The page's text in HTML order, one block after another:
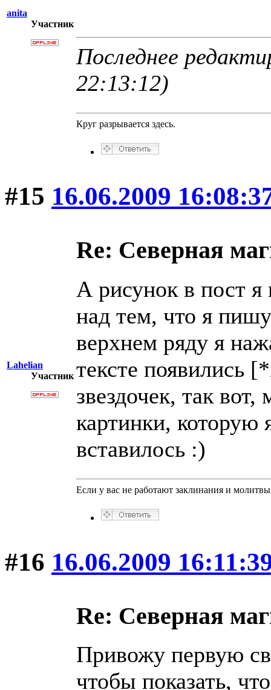
anita
Участник
Последнее
22:13:12)
Круг разрывается здесь.
#15 16.06.2009
Lahelian
Участник
Re: Северная
А рисунок в пост я
над тем, что я
верхнем ряду я
тексте появились
звездочек, так
картинки, которую
вставилось :)
Если у вас не работают заклинания и
#16 16.06.2009
Re: Северная
Привожу первую
чтобы показать,